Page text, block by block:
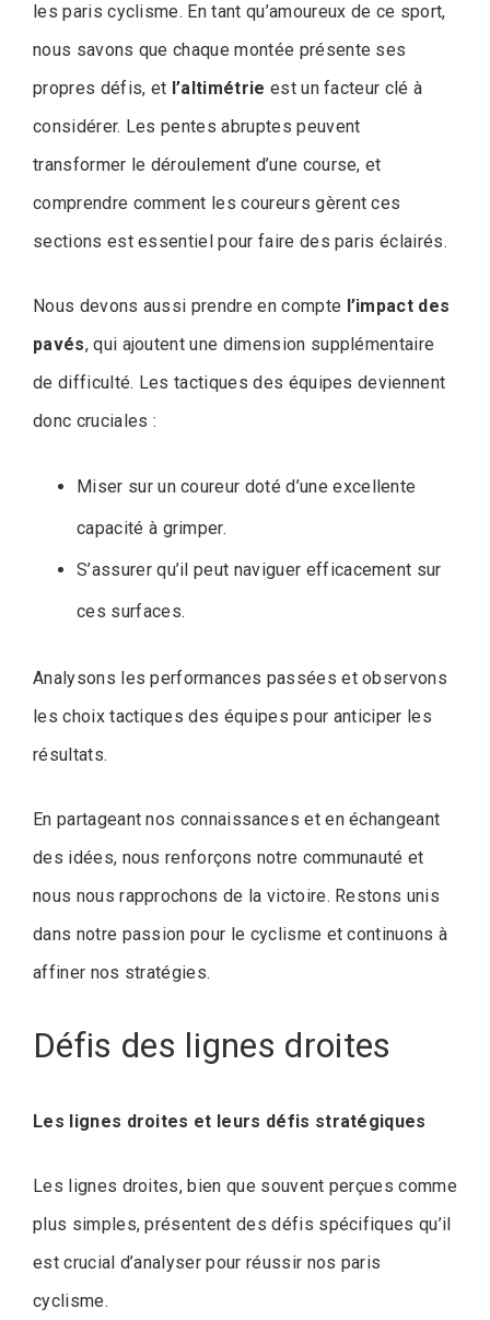
les paris cyclisme. En tant qu’amoureux de ce sport,
nous savons que chaque montée présente ses
propres défis, et l’altimétrie est un facteur clé à
considérer. Les pentes abruptes peuvent
transformer le déroulement d’une course, et
comprendre comment les coureurs gèrent ces
sections est essentiel pour faire des paris éclairés.
Nous devons aussi prendre en compte l’impact des
pavés, qui ajoutent une dimension supplémentaire
de difficulté. Les tactiques des équipes deviennent
donc cruciales :
Miser sur un coureur doté d’une excellente
capacité à grimper.
S’assurer qu’il peut naviguer efficacement sur
ces surfaces.
Analysons les performances passées et observons
les choix tactiques des équipes pour anticiper les
résultats.
En partageant nos connaissances et en échangeant
des idées, nous renforçons notre communauté et
nous nous rapprochons de la victoire. Restons unis
dans notre passion pour le cyclisme et continuons à
affiner nos stratégies.
Défis des lignes droites
Les lignes droites et leurs défis stratégiques
Les lignes droites, bien que souvent perçues comme
plus simples, présentent des défis spécifiques qu’il
est crucial d’analyser pour réussir nos paris
cyclisme.